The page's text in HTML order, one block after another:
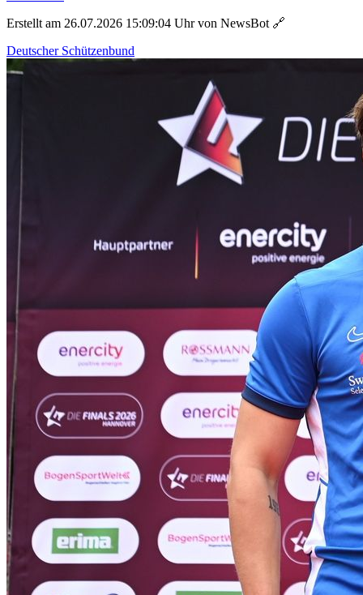
Erstellt am 26.07.2026 15:09:04 Uhr von NewsBot 🔗
Deutscher Schützenbund